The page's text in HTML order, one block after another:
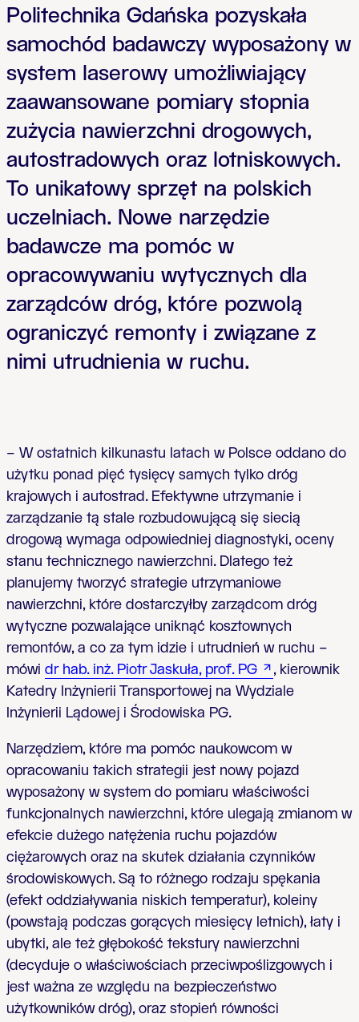
Politechnika Gdańska pozyskała
samochód badawczy wyposażony w
system laserowy umożliwiający
zaawansowane pomiary stopnia
zużycia nawierzchni drogowych,
autostradowych oraz lotniskowych.
To unikatowy sprzęt na polskich
uczelniach. Nowe narzędzie
badawcze ma pomóc w
opracowywaniu wytycznych dla
zarządców dróg, które pozwolą
ograniczyć remonty i związane z
nimi utrudnienia w ruchu.
– W ostatnich kilkunastu latach w Polsce oddano do
użytku ponad pięć tysięcy samych tylko dróg
krajowych i autostrad. Efektywne utrzymanie i
zarządzanie tą stale rozbudowującą się siecią
drogową wymaga odpowiedniej diagnostyki, oceny
stanu technicznego nawierzchni. Dlatego też
planujemy tworzyć strategie utrzymaniowe
nawierzchni, które dostarczyłby zarządcom dróg
wytyczne pozwalające uniknąć kosztownych
remontów, a co za tym idzie i utrudnień w ruchu –
mówi dr hab. inż. Piotr Jaskuła, prof. PG
, kierownik
Katedry Inżynierii Transportowej na Wydziale
Inżynierii Lądowej i Środowiska PG.
Narzędziem, które ma pomóc naukowcom w
opracowaniu takich strategii jest nowy pojazd
wyposażony w system do pomiaru właściwości
funkcjonalnych nawierzchni, które ulegają zmianom w
efekcie dużego natężenia ruchu pojazdów
ciężarowych oraz na skutek działania czynników
środowiskowych. Są to różnego rodzaju spękania
(efekt oddziaływania niskich temperatur), koleiny
(powstają podczas gorących miesięcy letnich), łaty i
ubytki, ale też głębokość tekstury nawierzchni
(decyduje o właściwościach przeciwpoślizgowych i
jest ważna ze względu na bezpieczeństwo
użytkowników dróg), oraz stopień równości